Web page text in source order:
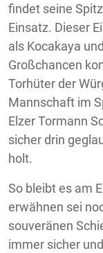
findet seine
Einsatz. Dieser
als Kocakaya
Großchancen
Torhüter der
Mannschaft im
Elzer Tormann
sicher drin
holt.
So bleibt es am
erwähnen sei
souveränen
immer sicher